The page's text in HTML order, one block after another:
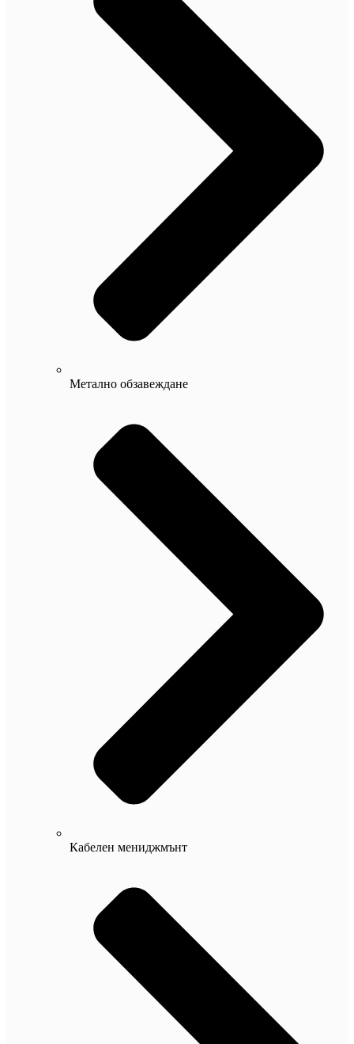
Метално обзавеждане
Кабелен мениджмънт